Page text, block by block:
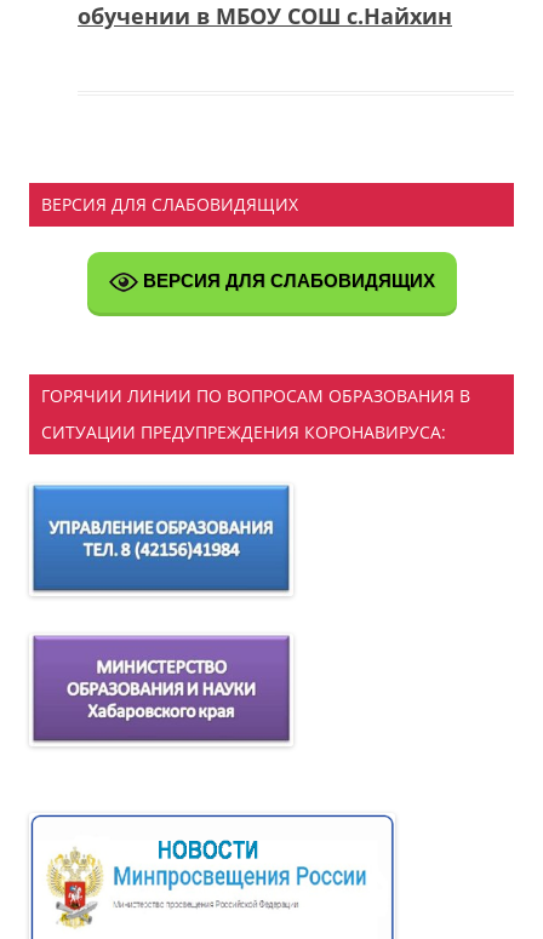
обучении в МБОУ СОШ с.Найхин
ВЕРСИЯ ДЛЯ СЛАБОВИДЯЩИХ
ВЕРСИЯ ДЛЯ СЛАБОВИДЯЩИХ
ГОРЯЧИИ ЛИНИИ ПО ВОПРОСАМ ОБРАЗОВАНИЯ В
СИТУАЦИИ ПРЕДУПРЕЖДЕНИЯ КОРОНАВИРУСА: